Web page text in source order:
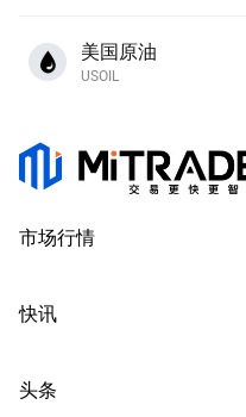
美国原油
USOIL
市场行情
快讯
头条